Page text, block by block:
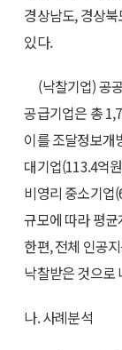
경상남도, 경상
있다.
(낙찰기업) 공
공급기업은 총
이를 조달정보개
대기업(113.4억
비영리 중소기업
규모에 따라 평
한편, 전체 인공
낙찰받은 것으로
나. 사례분석